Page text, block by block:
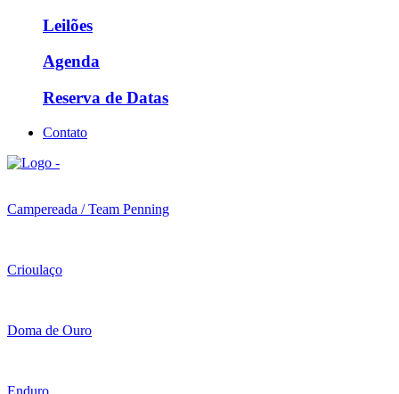
Leilões
Agenda
Reserva de Datas
Contato
Campereada / Team Penning
Crioulaço
Doma de Ouro
Enduro